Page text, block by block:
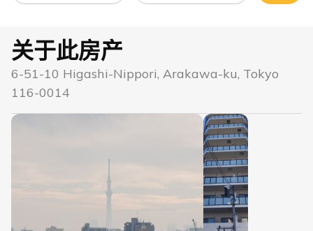
关于此房产
6-51-10 Higashi-Nippori, Arakawa-ku, Tokyo
116-0014